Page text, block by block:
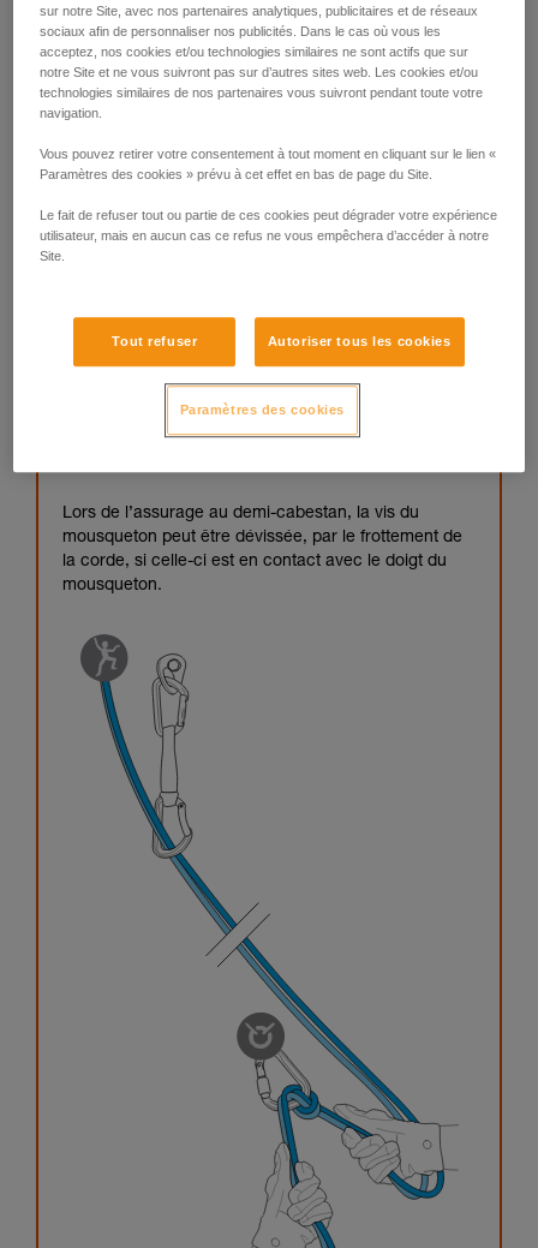
Lors de l’assurage au demi-cabestan, la vis du
mousqueton peut être dévissée, par le frottement de
la corde, si celle-ci est en contact avec le doigt du
mousqueton.
sur notre Site, avec nos partenaires analytiques, publicitaires et de réseaux
sociaux afin de personnaliser nos publicités. Dans le cas où vous les
acceptez, nos cookies et/ou technologies similaires ne sont actifs que sur
notre Site et ne vous suivront pas sur d’autres sites web. Les cookies et/ou
technologies similaires de nos partenaires vous suivront pendant toute votre
navigation.
Vous pouvez retirer votre consentement à tout moment en cliquant sur le lien «
Paramètres des cookies » prévu à cet effet en bas de page du Site.
Le fait de refuser tout ou partie de ces cookies peut dégrader votre expérience
utilisateur, mais en aucun cas ce refus ne vous empêchera d’accéder à notre
Site.
Tout refuser Autoriser tous les cookies
Paramètres des cookies